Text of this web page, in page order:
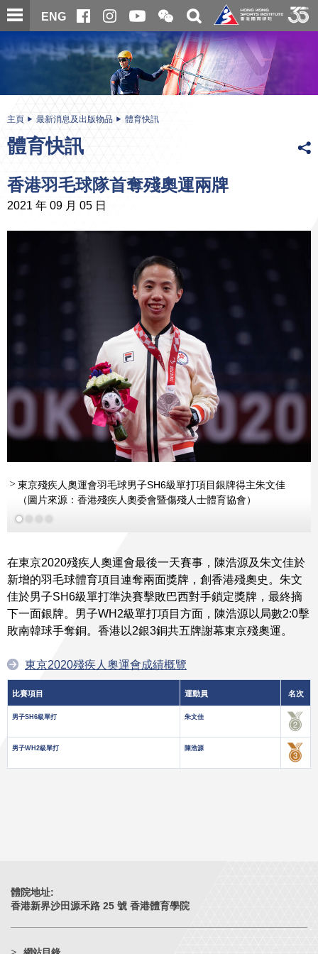
跳
至
內
ENG
開
合
微
信
二
維
碼
關
搜
尋
内
主頁 最新消息及出版物品 體育快訊
體育快訊
香港羽毛球隊首奪殘奧運兩牌
2021 年 09 月 05 日
東京殘疾人奧運會羽毛球男子SH6級單打項目銀牌得主朱文佳
（圖片來源：香港殘疾人奧委會暨傷殘人士體育協會）
在東京2020殘疾人奧運會最後一天賽事，陳浩源及朱文佳於
新增的羽毛球體育項目連奪兩面獎牌，創香港殘奧史。朱文
佳於男子SH6級單打準決賽擊敗巴西對手鎖定獎牌，最終摘
下一面銀牌。男子WH2級單打項目方面，陳浩源以局數2:0擊
敗南韓球手奪銅。香港以2銀3銅共五牌謝幕東京殘奧運。
東京2020殘疾人奧運會成績概覽
比賽項目 運動員 名次
男子SH6級單打 朱文佳
男子WH2級單打 陳浩源
體院地址:
香港新界沙田源禾路 25 號 香港體育學院